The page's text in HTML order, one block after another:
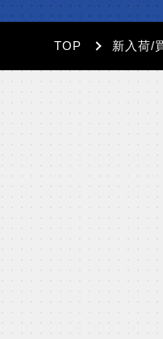
TOP 新入荷/